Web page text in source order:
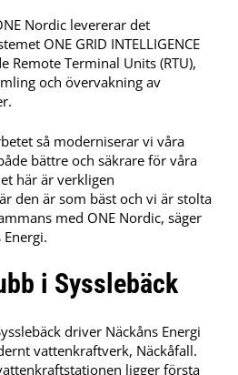
Nordic levererar det
ONE GRID INTELLIGENCE
Remote Terminal Units (RTU),
och övervakning av
så moderniserar vi våra
bättre och säkrare för våra
här är verkligen
den är som bäst och vi är stolta
med ONE Nordic, säger
i Sysslebäck
driver Näckåns Energi
vattenkraftverk, Näckåfall.
ligger första